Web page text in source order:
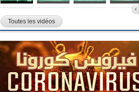
Toutes les vidéos